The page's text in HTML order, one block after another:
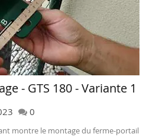
- GTS 180 - Variante 1
0
montre le montage du ferme-portail